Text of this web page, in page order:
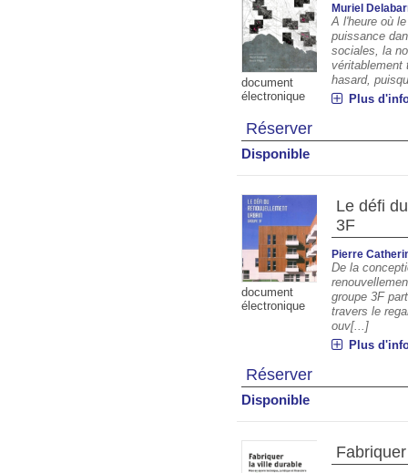
document
électronique
Muriel
A l'heure où
puissance
sociales, la
véritablement
hasard,
Plus
Réserver
Disponible
document
électronique
Le défi
3F
Pierre
De la
groupe 3F
travers le
ouv[...]
Plus
Réserver
Disponible